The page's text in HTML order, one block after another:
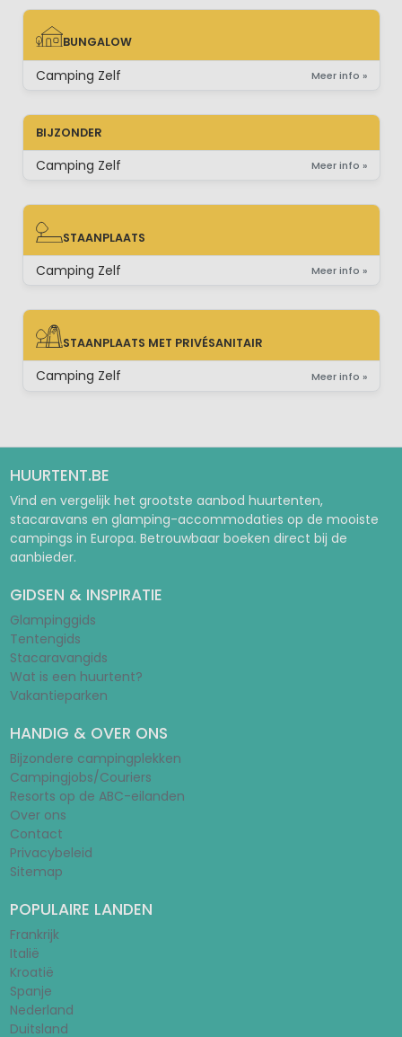
BUNGALOW
BUNGALOW
Camping Zelf Meer info »
BIJZONDER
Camping Zelf Meer info »
STAANPLAATS
STAANPLAATS
Camping Zelf Meer info »
STAANPLAATS MET PRIVÉSANITAIR
STAANPLAATS MET PRIVÉSANITAIR
Camping Zelf Meer info »
HUURTENT.BE
Vind en vergelijk het grootste aanbod huurtenten,
stacaravans en glamping-accommodaties op de mooiste
campings in Europa. Betrouwbaar boeken direct bij de
aanbieder.
GIDSEN & INSPIRATIE
Glampinggids
Tentengids
Stacaravangids
Wat is een huurtent?
Vakantieparken
HANDIG & OVER ONS
Bijzondere campingplekken
Campingjobs/Couriers
Resorts op de ABC-eilanden
Over ons
Contact
Privacybeleid
Sitemap
POPULAIRE LANDEN
Frankrijk
Italië
Kroatië
Spanje
Nederland
Duitsland